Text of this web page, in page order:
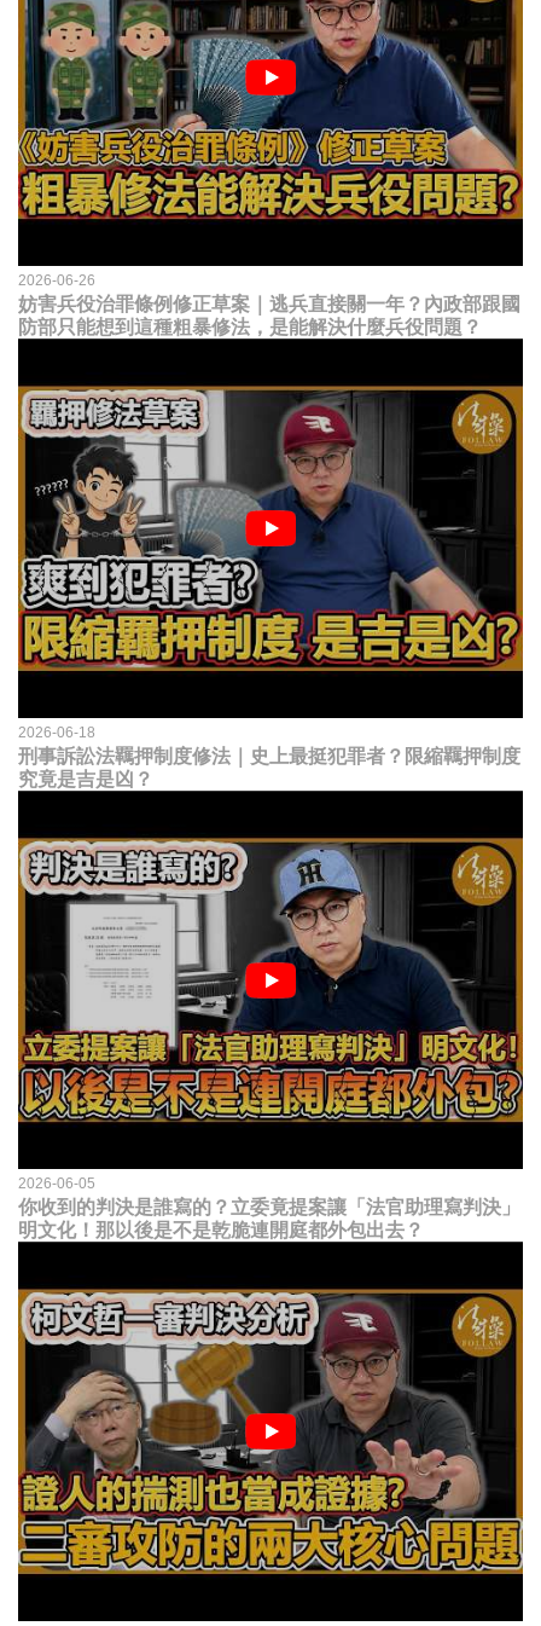
2026-06-26
妨害兵役治罪條例修正草案｜逃兵直接關一年？內政部跟國
防部只能想到這種粗暴修法，是能解決什麼兵役問題？
2026-06-18
刑事訴訟法羈押制度修法｜史上最挺犯罪者？限縮羈押制度
究竟是吉是凶？
2026-06-05
你收到的判決是誰寫的？立委竟提案讓「法官助理寫判決」
明文化！那以後是不是乾脆連開庭都外包出去？